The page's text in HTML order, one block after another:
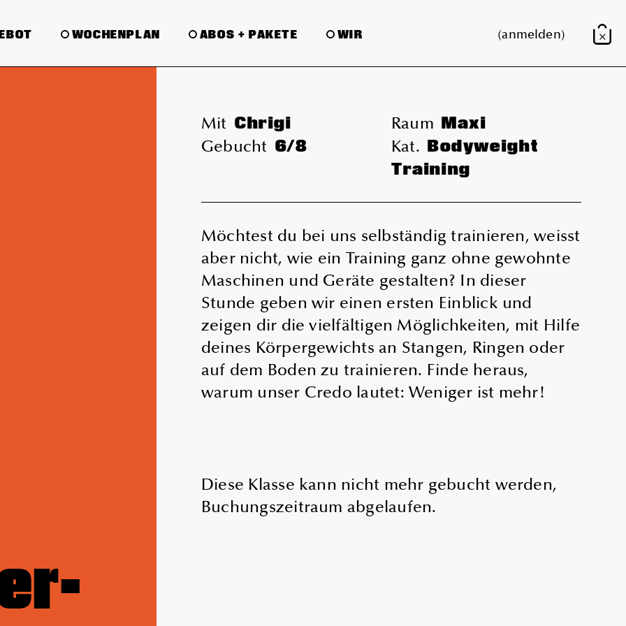
WOCHENPLAN ABOS + PAKETE WIR (anmelden) ×
Mit Chrigi
Gebucht 6/8
Raum Maxi
Kat. Bodyweight
Training
Möchtest du bei uns selbständig trainieren, weisst
aber nicht, wie ein Training ganz ohne gewohnte
Maschinen und Geräte gestalten? In dieser
Stunde geben wir einen ersten Einblick und
zeigen dir die vielfältigen Möglichkeiten, mit Hilfe
deines Körpergewichts an Stangen, Ringen oder
auf dem Boden zu trainieren. Finde heraus,
warum unser Credo lautet: Weniger ist mehr!
Diese Klasse kann nicht mehr gebucht werden,
Buchungszeitraum abgelaufen.